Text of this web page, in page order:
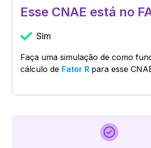
Esse CNAE está no
Sim
Faça uma simulação de como
cálculo de Fator R para esse